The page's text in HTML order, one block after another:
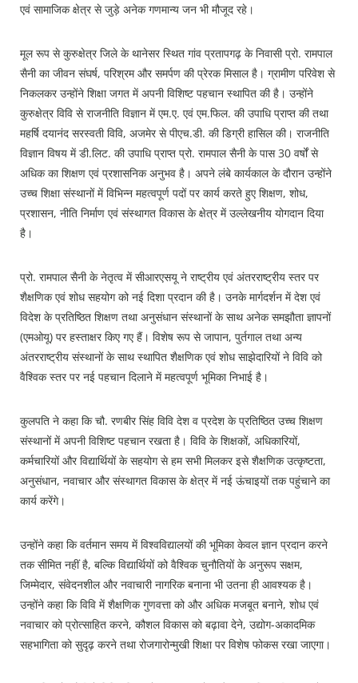
एवं सामाजिक क्षेत्र से जुड़े अनेक गणमान्य जन भी मौजूद रहे।
मूल रूप से कुरुक्षेत्र जिले के थानेसर स्थित गांव प्रतापगढ़ के निवासी प्रो. रामपाल
सैनी का जीवन संघर्ष, परिश्रम और समर्पण की प्रेरक मिसाल है। ग्रामीण परिवेश से
निकलकर उन्होंने शिक्षा जगत में अपनी विशिष्ट पहचान स्थापित की है। उन्होंने
कुरुक्षेत्र विवि से राजनीति विज्ञान में एम.ए. एवं एम.फिल. की उपाधि प्राप्त की तथा
महर्षि दयानंद सरस्वती विवि, अजमेर से पीएच.डी. की डिग्री हासिल की। राजनीति
विज्ञान विषय में डी.लिट. की उपाधि प्राप्त प्रो. रामपाल सैनी के पास 30 वर्षों से
अधिक का शिक्षण एवं प्रशासनिक अनुभव है। अपने लंबे कार्यकाल के दौरान उन्होंने
उच्च शिक्षा संस्थानों में विभिन्न महत्वपूर्ण पदों पर कार्य करते हुए शिक्षण, शोध,
प्रशासन, नीति निर्माण एवं संस्थागत विकास के क्षेत्र में उल्लेखनीय योगदान दिया
है।
प्रो. रामपाल सैनी के नेतृत्व में सीआरएसयू ने राष्ट्रीय एवं अंतरराष्ट्रीय स्तर पर
शैक्षणिक एवं शोध सहयोग को नई दिशा प्रदान की है। उनके मार्गदर्शन में देश एवं
विदेश के प्रतिष्ठित शिक्षण तथा अनुसंधान संस्थानों के साथ अनेक समझौता ज्ञापनों
(एमओयू) पर हस्ताक्षर किए गए हैं। विशेष रूप से जापान, पुर्तगाल तथा अन्य
अंतरराष्ट्रीय संस्थानों के साथ स्थापित शैक्षणिक एवं शोध साझेदारियों ने विवि को
वैश्विक स्तर पर नई पहचान दिलाने में महत्वपूर्ण भूमिका निभाई है।
कुलपति ने कहा कि चौ. रणबीर सिंह विवि देश व प्रदेश के प्रतिष्ठित उच्च शिक्षण
संस्थानों में अपनी विशिष्ट पहचान रखता है। विवि के शिक्षकों, अधिकारियों,
कर्मचारियों और विद्यार्थियों के सहयोग से हम सभी मिलकर इसे शैक्षणिक उत्कृष्टता,
अनुसंधान, नवाचार और संस्थागत विकास के क्षेत्र में नई ऊंचाइयों तक पहुंचाने का
कार्य करेंगे।
उन्होंने कहा कि वर्तमान समय में विश्वविद्यालयों की भूमिका केवल ज्ञान प्रदान करने
तक सीमित नहीं है, बल्कि विद्यार्थियों को वैश्विक चुनौतियों के अनुरूप सक्षम,
जिम्मेदार, संवेदनशील और नवाचारी नागरिक बनाना भी उतना ही आवश्यक है।
उन्होंने कहा कि विवि में शैक्षणिक गुणवत्ता को और अधिक मजबूत बनाने, शोध एवं
नवाचार को प्रोत्साहित करने, कौशल विकास को बढ़ावा देने, उद्योग-अकादमिक
सहभागिता को सुदृढ़ करने तथा रोजगारोन्मुखी शिक्षा पर विशेष फोकस रखा जाएगा।